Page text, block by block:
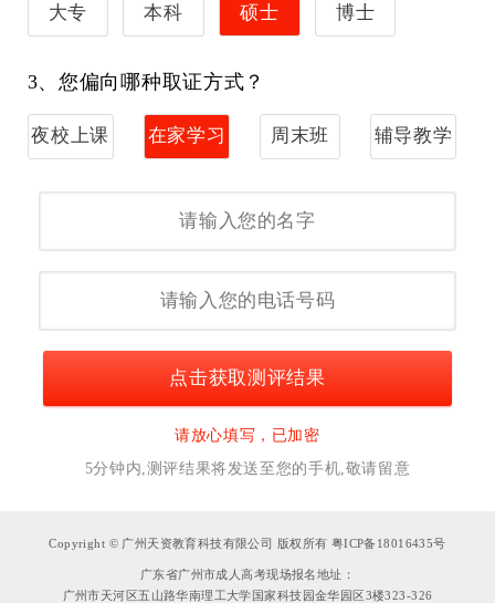
大专 本科 硕士 博士
3、您偏向哪种取证方式？
夜校上课 在家学习 周末班 辅导教学
点击获取测评结果
请放心填写，已加密
5分钟内,测评结果将发送至您的手机,敬请留意
Copyright © 广州天资教育科技有限公司 版权所有 粤ICP备18016435号
广东省广州市成人高考现场报名地址：
广州市天河区五山路华南理工大学国家科技园金华园区3楼323-326